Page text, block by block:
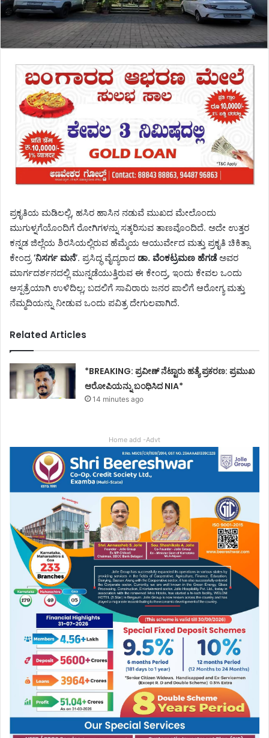
​ಪ್ರಕೃತಿಯ ಮಡಿಲಲ್ಲಿ, ಹಸಿರ ಹಾಸಿನ ನಡುವೆ ಮುಖದ ಮೇಲೊಂದು
ಮುಗುಳ್ನಗೆಯೊಂದಿಗೆ ರೋಗಿಗಳನ್ನು ಸತ್ಕರಿಸುವ ತಾಣವೊಂದಿದೆ. ಅದೇ ಉತ್ತರ
ಕನ್ನಡ ಜಿಲ್ಲೆಯ ಶಿರಸಿಯಲ್ಲಿರುವ ಹೆಮ್ಮೆಯ ಆಯುರ್ವೇದ ಮತ್ತು ಪ್ರಕೃತಿ ಚಿಕಿತ್ಸಾ
ಕೇಂದ್ರ‘ನಿಸರ್ಗ ಮನೆ’. ಪ್ರಸಿದ್ಧ ವೈದ್ಯರಾದ ಡಾ. ವೆಂಕಟ್ರಮಣ ಹೆಗಡೆಅವರ
ಮಾರ್ಗದರ್ಶನದಲ್ಲಿ ಮುನ್ನಡೆಯುತ್ತಿರುವ ಈ ಕೇಂದ್ರ, ಇಂದು ಕೇವಲ ಒಂದು
ಆಸ್ಪತ್ರೆಯಾಗಿ ಉಳಿದಿಲ್ಲ; ಬದಲಿಗೆ ಸಾವಿರಾರು ಜನರ ಪಾಲಿಗೆ ಆರೋಗ್ಯ ಮತ್ತು
ನೆಮ್ಮದಿಯನ್ನು ನೀಡುವ ಒಂದು ಪವಿತ್ರ ದೇಗುಲವಾಗಿದೆ.
Related Articles
*BREAKING: ಪ್ರವೀಣ್ ನೆಟ್ಟಾರು ಹತ್ಯೆ ಪ್ರಕರಣ: ಪ್ರಮುಖ
ಆರೋಪಿಯನ್ನು ಬಂಧಿಸಿದ NIA*
14 minutes ago
Home add -Advt